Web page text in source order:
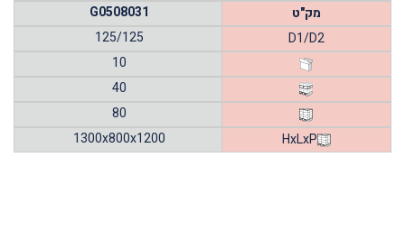
מק"ט
G0508031
D1/D2
125/125
10
40
80
HxLxP
1300x800x1200